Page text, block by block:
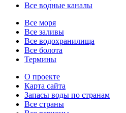
Все водные каналы
Все моря
Все заливы
Все водохранилища
Все болота
Термины
О проекте
Карта сайта
Запасы воды по странам
Все страны